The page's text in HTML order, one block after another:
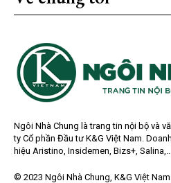
Ngôi Nhà Chung là trang tin nội bộ và
ty Cổ phần Đầu tư K&G Việt Nam.
hiệu Aristino, Insidemen, Bizs+, Salina,...
© 2023 Ngôi Nhà Chung, K&G Việt